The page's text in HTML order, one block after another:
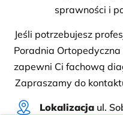
sprawności i
Jeśli potrzebujesz
Poradnia
zapewni Ci fachową
Zapraszamy do
Lokalizacjaul.